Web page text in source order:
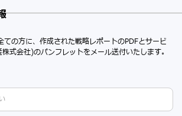
ての方に、作成された戦略レポートのPDFとサービ
式会社)のパンフレットをメール送付いたします。